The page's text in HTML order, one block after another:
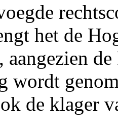
het de
aangezien
wordt
de klager